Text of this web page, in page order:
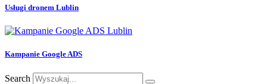
Usługi dronem Lublin
Kampanie Google ADS
Search